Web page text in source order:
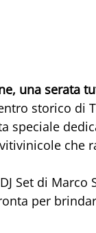
una serata
storico di
speciale
che
Set di Marco
per